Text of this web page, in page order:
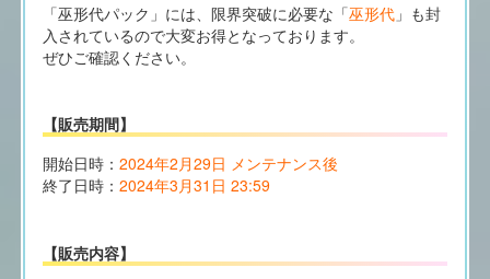
「巫形代パック」には、限界突破に必要な「巫形代」も封
入されているので大変お得となっております。
ぜひご確認ください。
【販売期間】
開始日時： 2024年2月29日 メンテナンス後
終了日時： 2024年3月31日 23:59
【販売内容】